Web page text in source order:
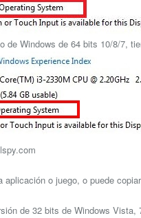
de Windows de 64 bits 10/8/7,
o juego, o puede
de 32 bits de Windows